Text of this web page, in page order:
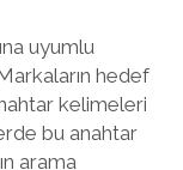
uyumlu
hedef
kelimeleri
bu anahtar
arama